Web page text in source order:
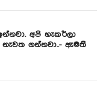
අපි හැකර්ලා
ගන්නවා..- ඇමති